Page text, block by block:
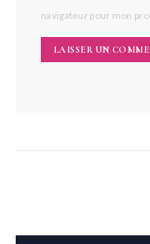
navigateur pour mon